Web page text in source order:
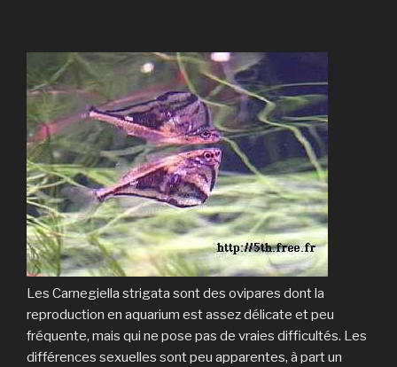
Les Carnegiella strigata sont des ovipares dont la
reproduction en aquarium est assez délicate et peu
fréquente, mais qui ne pose pas de vraies difficultés. Les
différences sexuelles sont peu apparentes, à part un